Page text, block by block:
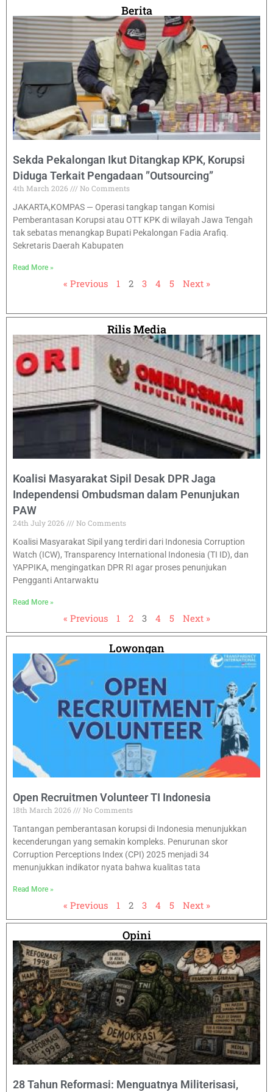
Berita
Sekda Pekalongan Ikut Ditangkap KPK, Korupsi
Diduga Terkait Pengadaan ”Outsourcing”
4th March 2026
No Comments
JAKARTA,KOMPAS — Operasi tangkap tangan Komisi
Pemberantasan Korupsi atau OTT KPK di wilayah Jawa Tengah
tak sebatas menangkap Bupati Pekalongan Fadia Arafiq.
Sekretaris Daerah Kabupaten
Read More »
« Previous 1 2 3 4 5 Next »
Rilis Media
Koalisi Masyarakat Sipil Desak DPR Jaga
Independensi Ombudsman dalam Penunjukan
PAW
24th July 2026
No Comments
Koalisi Masyarakat Sipil yang terdiri dari Indonesia Corruption
Watch (ICW), Transparency International Indonesia (TI ID), dan
YAPPIKA, mengingatkan DPR RI agar proses penunjukan
Pengganti Antarwaktu
Read More »
« Previous 1 2 3 4 5 Next »
Lowongan
Open Recruitmen Volunteer TI Indonesia
18th March 2026
No Comments
Tantangan pemberantasan korupsi di Indonesia menunjukkan
kecenderungan yang semakin kompleks. Penurunan skor
Corruption Perceptions Index (CPI) 2025 menjadi 34
menunjukkan indikator nyata bahwa kualitas tata
Read More »
« Previous 1 2 3 4 5 Next »
Opini
28 Tahun Reformasi: Menguatnya Militerisasi,